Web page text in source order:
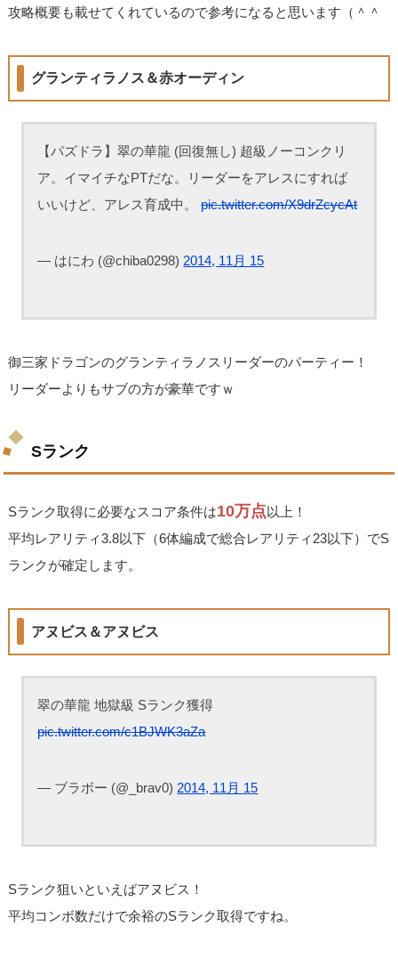
攻略概要も載せてくれているので参考になると思います（＾＾
グランティラノス＆赤オーディン
【パズドラ】翠の華龍 (回復無し) 超級ノーコンクリ
ア。イマイチなPTだな。リーダーをアレスにすれば
いいけど、アレス育成中。pic.twitter.com/X9drZcycAt
— はにわ (@chiba0298) 2014, 11月 15
御三家ドラゴンのグランティラノスリーダーのパーティー！
リーダーよりもサブの方が豪華ですｗ
Sランク
Sランク取得に必要なスコア条件は10万点以上！
平均レアリティ3.8以下（6体編成で総合レアリティ23以下）でS
ランクが確定します。
アヌビス＆アヌビス
翠の華龍 地獄級 Sランク獲得
pic.twitter.com/c1BJWK3aZa
— ブラボー (@_brav0) 2014, 11月 15
Sランク狙いといえばアヌビス！
平均コンボ数だけで余裕のSランク取得ですね。